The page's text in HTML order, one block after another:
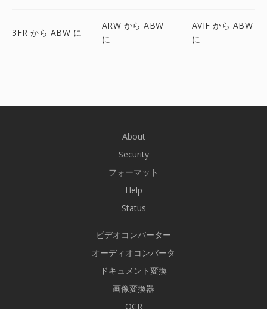
3FR から ABW に
ARW から ABW
に
AVIF から ABW
に
About
Security
フォーマット
Help
Status
ビデオコンバーター
オーディオコンバータ
ドキュメント変換
画像変換器
OCR